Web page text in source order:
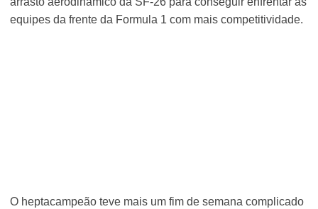
equipes da frente da Formula 1 com mais competitividade.
O heptacampeão teve mais um fim de semana complicado